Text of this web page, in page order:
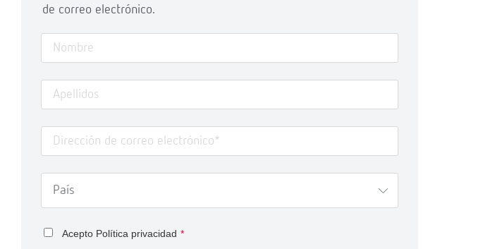
de correo electrónico.
*
Acepto Política privacidad